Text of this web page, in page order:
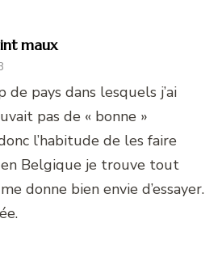
maux
de pays dans lesquels j’ai
pas de « bonne »
l’habitude de les faire
en Belgique je trouve tout
donne bien envie d’essayer.